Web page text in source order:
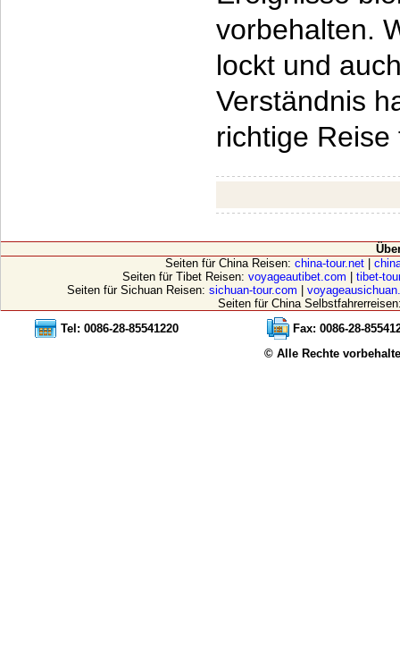
vorbehalten.
lockt und
Verständnis
richtige Reise
Seiten für China Reisen: china-tour.net|
Seiten für Tibet Reisen: voyageautibet.com
tibet-
Seiten für Sichuan Reisen: sichuan-tour.com
Seiten für China
Tel: 0086-28-85541220
Fax: 0086-28-
© Alle Rechte